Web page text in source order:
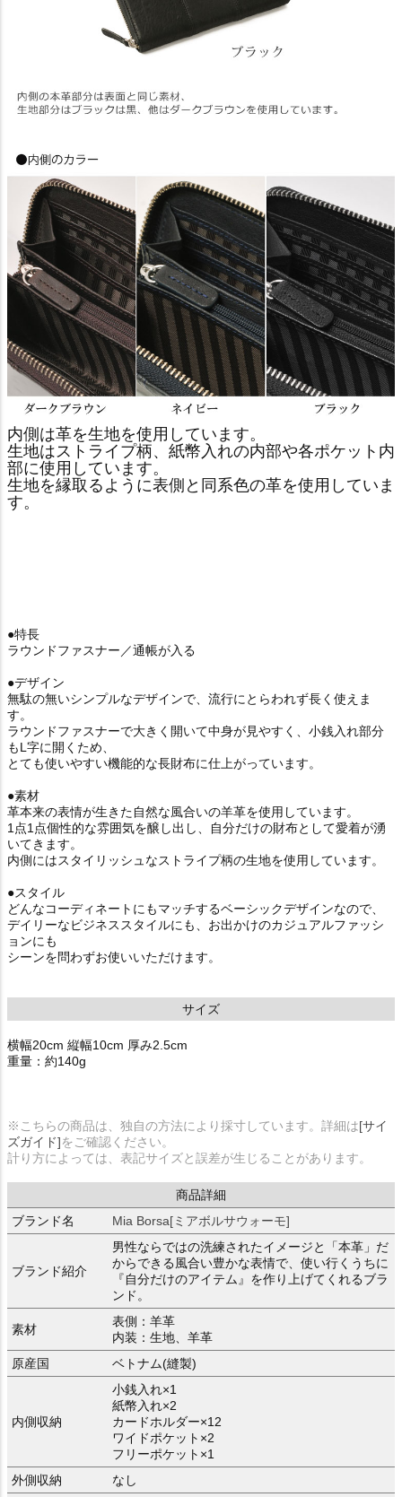
内側は革を生地を使用しています。
生地はストライプ柄、紙幣入れの内部や各ポケット内
部に使用しています。
生地を縁取るように表側と同系色の革を使用していま
す。
●特長
ラウンドファスナー／通帳が入る
●デザイン
無駄の無いシンプルなデザインで、流行にとらわれず長く使えま
す。
ラウンドファスナーで大きく開いて中身が見やすく、小銭入れ部分
もL字に開くため、
とても使いやすい機能的な長財布に仕上がっています。
●素材
革本来の表情が生きた自然な風合いの羊革を使用しています。
1点1点個性的な雰囲気を醸し出し、自分だけの財布として愛着が湧
いてきます。
内側にはスタイリッシュなストライプ柄の生地を使用しています。
●スタイル
どんなコーディネートにもマッチするベーシックデザインなので、
デイリーなビジネススタイルにも、お出かけのカジュアルファッシ
ョンにも
シーンを問わずお使いいただけます。
サイズ
横幅20cm 縦幅10cm 厚み2.5cm
重量：約140g
※こちらの商品は、独自の方法により採寸しています。詳細は[サイ
ズガイド]をご確認ください。
計り方によっては、表記サイズと誤差が生じることがあります。
商品詳細
ブランド名
Mia Borsa[ミアボルサウォーモ]
ブランド紹介
男性ならではの洗練されたイメージと「本革」だ
からできる風合い豊かな表情で、使い行くうちに
『自分だけのアイテム』を作り上げてくれるブラ
ンド。
素材
表側：羊革
内装：生地、羊革
原産国
ベトナム(縫製)
内側収納
小銭入れ×1
紙幣入れ×2
カードホルダー×12
ワイドポケット×2
フリーポケット×1
外側収納
なし